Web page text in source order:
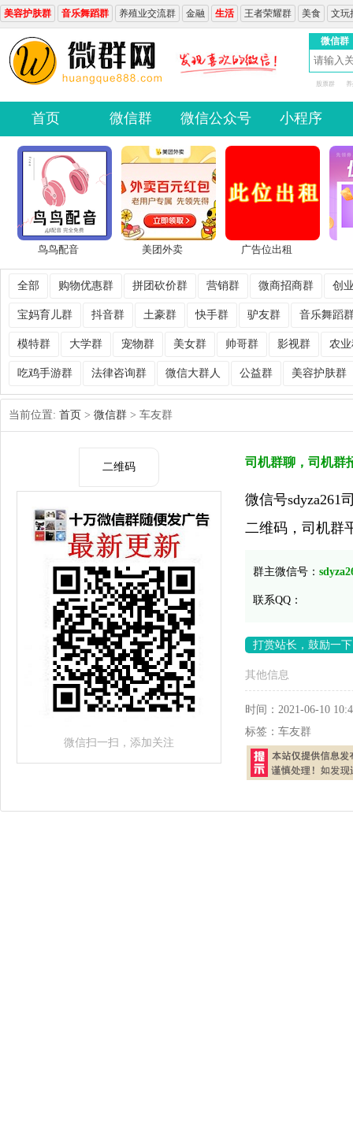
美容护肤群 音乐舞蹈群 养殖业交流群 金融 生活 王者荣耀群 美食 文玩
微信群
股票群
首页 微信群 微信公众号 小程序
鸟鸟配音 美团外卖 广告位出租
全部 购物优惠群 拼团砍价群 营销群 微商招商群 创
宝妈育儿群 抖音群 土豪群 快手群 驴友群 音乐舞蹈
模特群 大学群 宠物群 美女群 帅哥群 影视群 农
吃鸡手游群 法律咨询群 微信大群人 公益群 美容护肤群
当前位置: 首页 > 微信群 > 车友群
二维码
微信扫一扫，添加关注
司机群聊，司机群
微信号sdyza261
二维码，司机群
群主微信号：
联系QQ：
打赏站长，鼓励一
其他信息
时间： 2021-06-10
标签： 车友群